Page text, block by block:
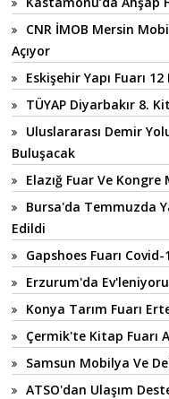
CNR İMOB Mersin
Açıyor
Eskişehir Yapı Fuarı 12
TÜYAP Diyarbakır 8.
Uluslararası Demir
Buluşacak
Elazığ Fuar Ve Kongre
Bursa'da Temmuzda
Edildi
Gapshoes Fuarı
Erzurum'da
Konya Tarım Fuarı
Çermik'te Kitap Fuarı
Samsun Mobilya Ve
ATSO'dan Ulaşım